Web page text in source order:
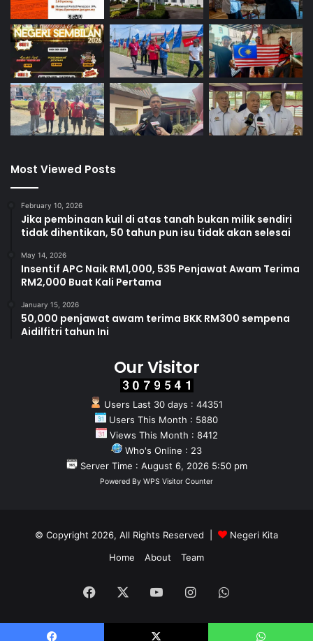
Most Viewed Posts
February 10, 2026
Jika pembinaan kuil di atas tanah bukan milik sendiri
tidak dihentikan, 50 tahun pun isu tidak akan selesai
May 14, 2026
Insentif APC Naik RM1,000, 535 Penjawat Awam Terima
RM2,000 Buat Kali Pertama
January 15, 2026
50,000 penjawat awam terima BKK RM300 sempena
Aidilfitri tahun Ini
Our Visitor
Users Last 30 days : 44351
Users This Month : 5880
Views This Month : 8412
Who's Online : 23
Server Time : August 6, 2026 5:50 pm
Powered By WPS Visitor Counter
© Copyright 2026, All Rights Reserved |
Negeri Kita
Home
About Team
Facebook YouTubeInstagramWhatsApp